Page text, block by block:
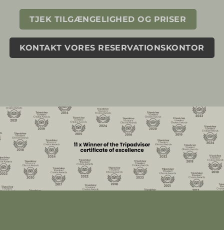
TJEK TILGÆNGELIGHED OG PRISER
KONTAKT VORES RESERVATIONSKONTOR